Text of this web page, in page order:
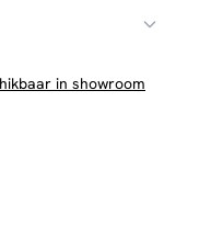
in showroom